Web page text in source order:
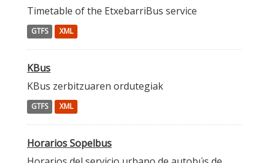
Timetable of the EtxebarriBus service
GTFS XML
KBus
KBus zerbitzuaren ordutegiak
GTFS XML
Horarios Sopelbus